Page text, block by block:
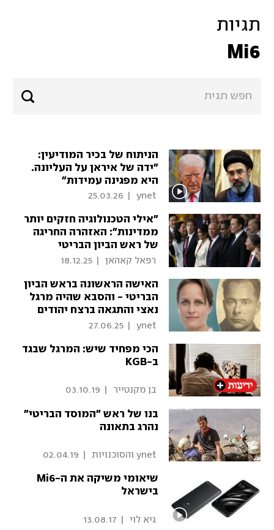
תגיות
Mi6
הניתוח של בכיר המודיעין:
"ידה של איראן על העליונה.
היא מפגינה עמידות"
25.03.26
"אילי הטכנולוגיה חזקים יותר
ממדינות": האזהרה החריגה
של ראש הביון הבריטי
רפאל קאהאן 18.12.25
האישה הראשונה בראש הביון
הבריטי - והסבא שהיה מרגל
נאצי והתגאה ברצח יהודים
27.06.25
הכי מפחיד שיש: המרגל שבגד
ב-KGB
בן מקנטייר 03.10.19
בנו של ראש "המוסד הבריטי"
נהרג בתאונה
02.04.19
שיאומי משיקה את ה-Mi6
בישראל
גיא לוי 13.08.17